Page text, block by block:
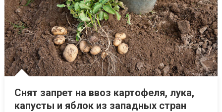
Снят запрет на ввоз картофеля, лука,
капусты и яблок из западных стран